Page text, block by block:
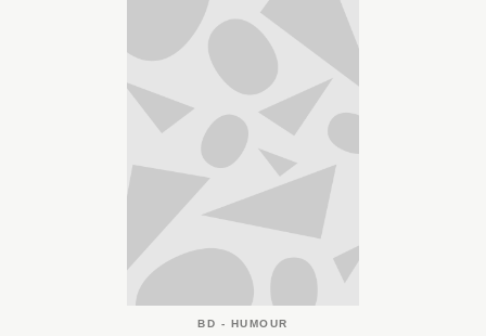
BD - HUMOUR